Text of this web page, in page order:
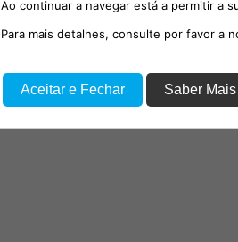
Ao continuar a navegar está a permitir a
Para mais detalhes, consulte por favor a
Aceitar e Fechar Saber Mais